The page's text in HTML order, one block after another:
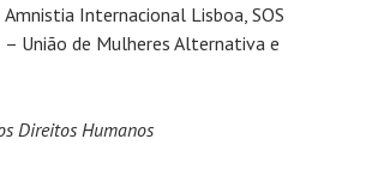
Amnistia Internacional Lisboa, SOS
– União de Mulheres Alternativa e
Direitos Humanos